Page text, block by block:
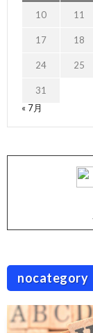
10 11
17 18
24 25
31
« 7月
nocategory